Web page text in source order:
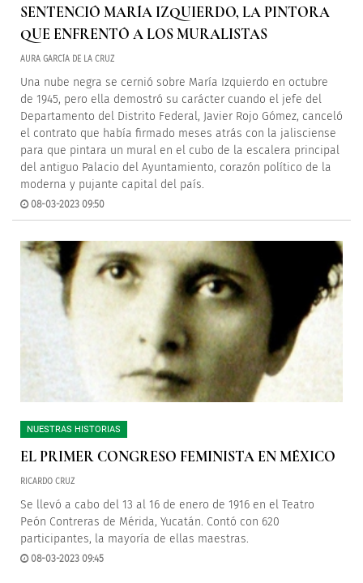
SENTENCIÓ MARÍA IZQUIERDO, LA PINTORA
QUE ENFRENTÓ A LOS MURALISTAS
AURA GARCÍA DE LA CRUZ
Una nube negra se cernió sobre María Izquierdo en octubre
de 1945, pero ella demostró su carácter cuando el jefe del
Departamento del Distrito Federal, Javier Rojo Gómez, canceló
el contrato que había firmado meses atrás con la jalisciense
para que pintara un mural en el cubo de la escalera principal
del antiguo Palacio del Ayuntamiento, corazón político de la
moderna y pujante capital del país.
08-03-2023 09:50
NUESTRAS HISTORIAS
EL PRIMER CONGRESO FEMINISTA EN MÉXICO
RICARDO CRUZ
Se llevó a cabo del 13 al 16 de enero de 1916 en el Teatro
Peón Contreras de Mérida, Yucatán. Contó con 620
participantes, la mayoría de ellas maestras.
08-03-2023 09:45